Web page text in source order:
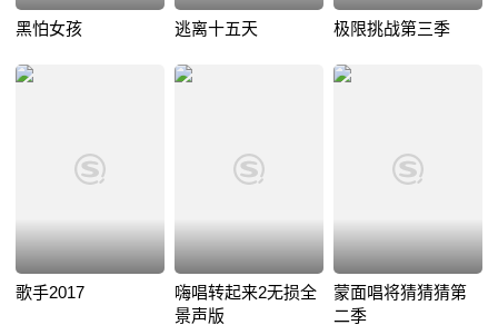
黑怕女孩 逃离十五天 极限挑战第三季
歌手2017
嗨唱转起来2无损全
景声版
蒙面唱将猜猜猜第
二季